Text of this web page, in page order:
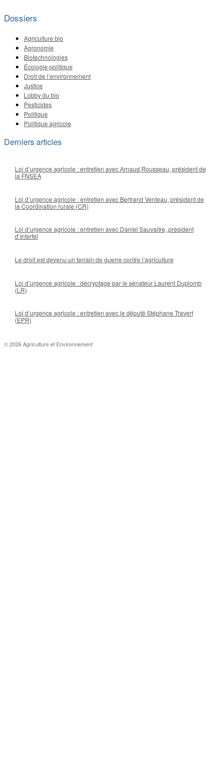
Dossiers
Agriculture bio
Agronomie
Biotechnologies
Écologie politique
Droit de l’environnement
Justice
Lobby du bio
Pesticides
Politique
Politique agricole
Derniers articles
Loi d’urgence agricole : entretien avec Arnaud Rousseau, président de
la FNSEA
Loi d’urgence agricole : entretien avec Bertrand Venteau, président de
la Coordination rurale (CR)
Loi d’urgence agricole : entretien avec Daniel Sauvaitre, président
d’Interfel
Le droit est devenu un terrain de guerre contre l’agriculture
Loi d’urgence agricole : décryptage par le sénateur Laurent Duplomb
(LR)
Loi d’urgence agricole : entretien avec le député Stéphane Travert
(EPR)
© 2026 Agriculture et Environnement